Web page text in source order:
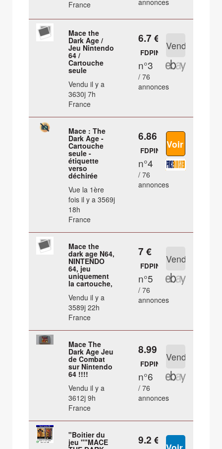
France
annonces
Mace the
Dark Age /
Jeu Nintendo
64 /
Cartouche
seule
Vendu il y a
3630j 7h
France
6.7 €
FDPIN
n°3
/ 76
annonces
Mace : The
Dark Age -
Cartouche
seule -
étiquette
verso
déchirée
Vue la 1ère
fois il y a 3569j
18h
France
6.86 €
FDPIN
n°4
/ 76
annonces
Mace the
dark age N64,
NINTENDO
64, jeu
uniquement
la cartouche,
Vendu il y a
3589j 22h
France
7 €
FDPIN
n°5
/ 76
annonces
Mace The
Dark Age Jeu
de Combat
sur Nintendo
64 !!!!
Vendu il y a
3612j 9h
France
8.99 €
FDPIN
n°6
/ 76
annonces
"Boitier du
jeu ""MACE 9.2 €